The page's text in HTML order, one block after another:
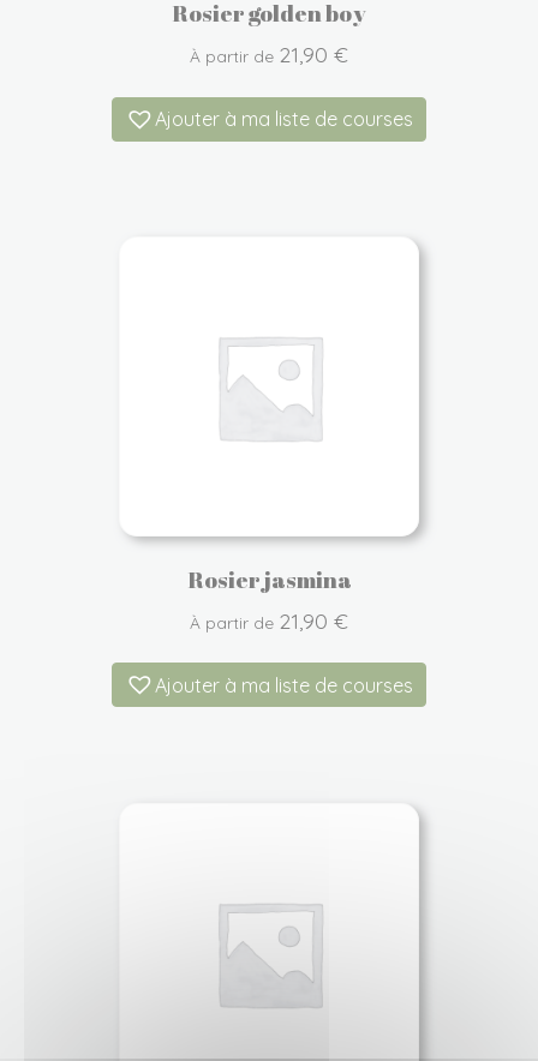
Rosier golden boy
À partir de 21,90 €
Ajouter à ma liste de courses
Rosier jasmina
À partir de 21,90 €
Ajouter à ma liste de courses